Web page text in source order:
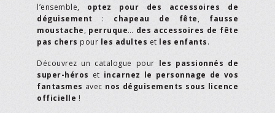
l’ensemble, optez pour des accessoires de
déguisement : chapeau de fête, fausse
moustache, perruque… des accessoires de fête
pas chers pour les adultes et les enfants.
Découvrez un catalogue pour les passionnés de
super-héros et incarnez le personnage de vos
fantasmes avec nos déguisements sous licence
officielle !